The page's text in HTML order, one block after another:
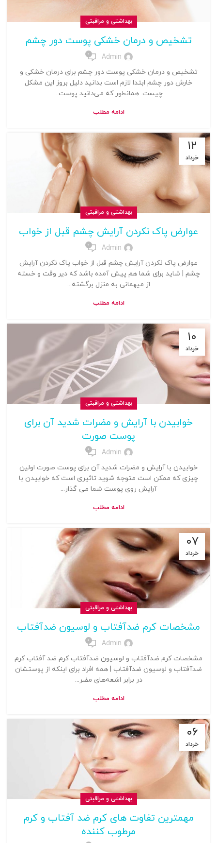
بهداشتی و مراقبتی
تشخیص و درمان خشکی پوست دور چشم
Admin
0
تشخیص و درمان خشکی پوست دور چشم برای درمان خشکی و
خارش دور چشم ابتدا لازم است بدانید دلیل بروز این مشکل
چیست. همانطور که می‌دانید پوست...
ادامه مطلب
۱۲
خرداد
بهداشتی و مراقبتی
عوارض پاک نکردن آرایش چشم قبل از خواب
Admin
0
عوارض پاک نکردن آرایش چشم قبل از خواب پاک نکردن آرایش
چشم | شاید برای شما هم پیش آمده باشد که دیر وقت و خسته
از میهمانی به منزل برگشته...
ادامه مطلب
۱۰
خرداد
بهداشتی و مراقبتی
خوابیدن با آرایش و مضرات شدید آن برای
پوست صورت
Admin
0
خوابیدن با آرایش و مضرات شدید آن برای پوست صورت اولین
چیزی که ممکن است متوجه شوید تاثیری است که خوابیدن با
آرایش روی پوست شما می ‌گذار...
ادامه مطلب
۰۷
خرداد
بهداشتی و مراقبتی
مشخصات کرم ضدآفتاب و لوسیون ضدآفتاب
Admin
0
مشخصات کرم ضدآفتاب و لوسیون ضدآفتاب کرم ضد آفتاب کرم
ضدآفتاب و لوسیون ضدآفتاب | همه افراد برای اینکه از پوستشان
در برابر اشعه‌های مضر...
ادامه مطلب
۰۶
خرداد
بهداشتی و مراقبتی
مهمترین تفاوت های کرم ضد آفتاب و کرم
مرطوب کننده